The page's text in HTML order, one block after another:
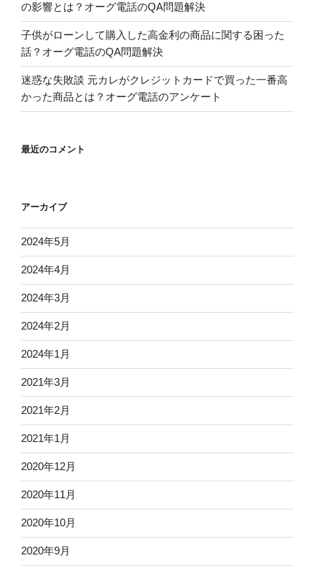
の影響とは？オーグ電話のQA問題解決
子供がローンして購入した高金利の商品に関する困った
話？オーグ電話のQA問題解決
迷惑な失敗談 元カレがクレジットカードで買った一番高
かった商品とは？オーグ電話のアンケート
最近のコメント
アーカイブ
2024年5月
2024年4月
2024年3月
2024年2月
2024年1月
2021年3月
2021年2月
2021年1月
2020年12月
2020年11月
2020年10月
2020年9月